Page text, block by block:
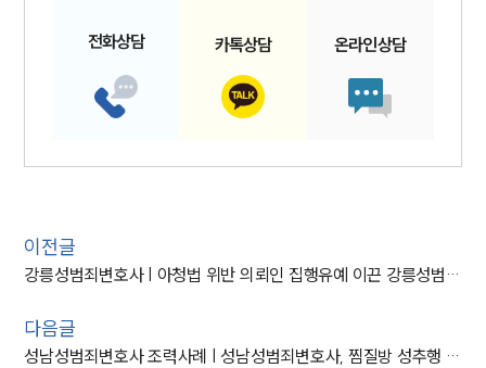
전화상담 카톡상담 온라인상담
이전글
강릉성범죄변호사 | 아청법 위반 의뢰인 집행유예 이끈 강릉성범죄변호사
다음글
성남성범죄변호사 조력사례 | 성남성범죄변호사, 찜질방 성추행 사건 방어해 집행유예